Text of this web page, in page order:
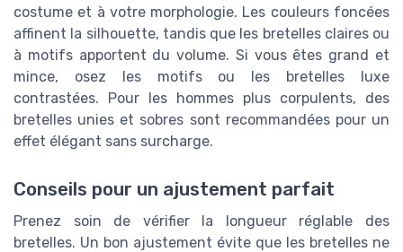
costume et à votre morphologie. Les couleurs foncées
affinent la silhouette, tandis que les bretelles claires ou
à motifs apportent du volume. Si vous êtes grand et
mince, osez les motifs ou les bretelles luxe
contrastées. Pour les hommes plus corpulents, des
bretelles unies et sobres sont recommandées pour un
effet élégant sans surcharge.
Conseils pour un ajustement parfait
Prenez soin de vérifier la longueur réglable des
bretelles. Un bon ajustement évite que les bretelles ne